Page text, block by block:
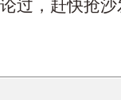
过，赶快抢沙